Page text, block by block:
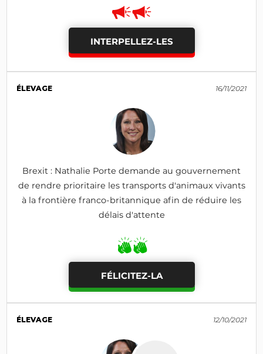
INTERPELLEZ-LES
ÉLEVAGE 16/11/2021
Brexit : Nathalie Porte demande au gouvernement
de rendre prioritaire les transports d'animaux vivants
à la frontière franco-britannique afin de réduire les
délais d'attente
FÉLICITEZ-LA
ÉLEVAGE 12/10/2021